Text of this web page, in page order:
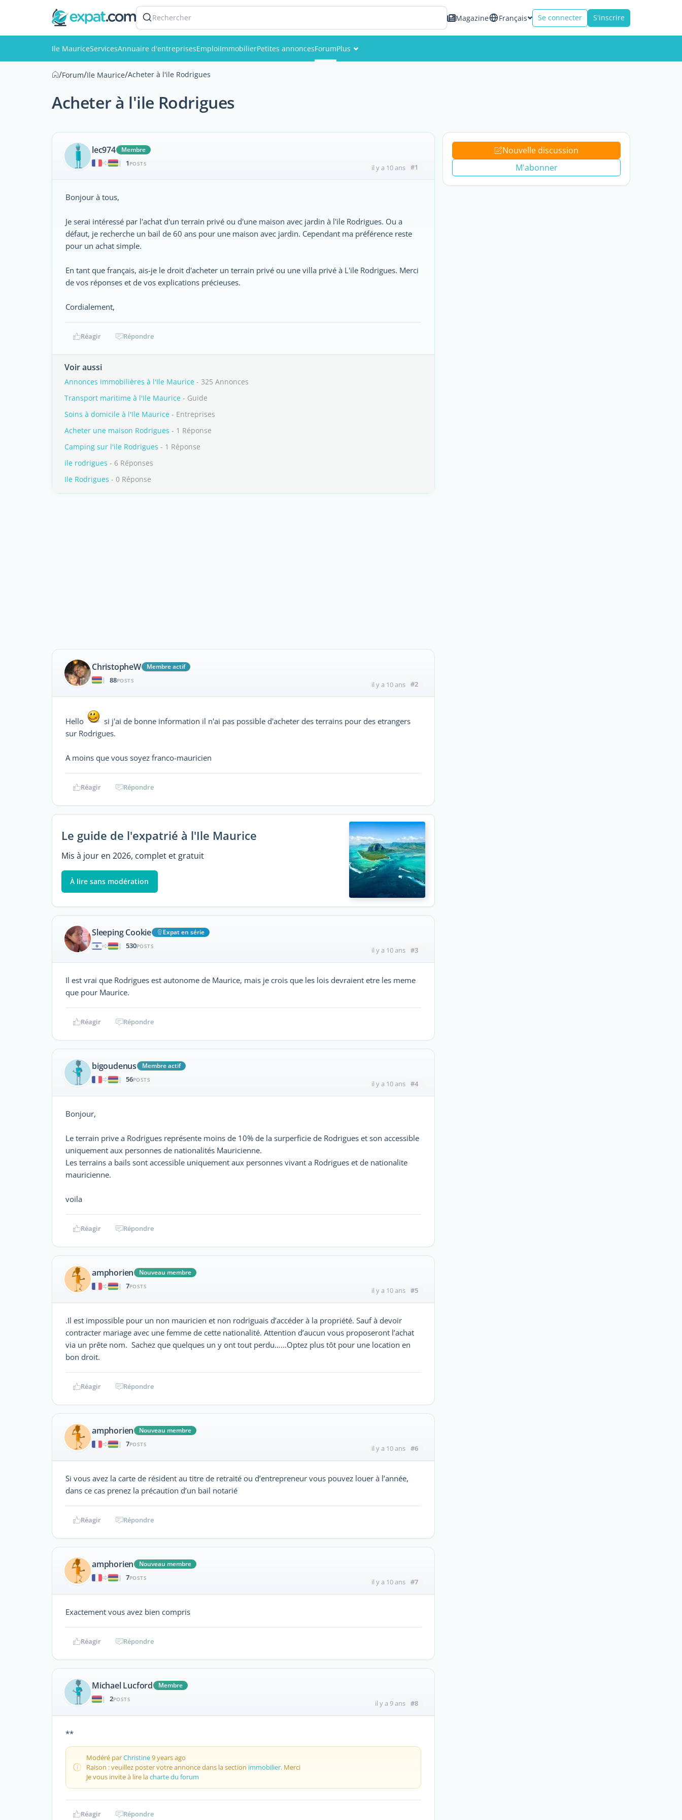
Rechercher Magazine Français Se connecter S'inscrire
Ile MauriceServicesAnnuaire d'entreprisesEmploiImmobilierPetites annoncesForumPlus
/Forum/Ile Maurice/Acheter à l'ile Rodrigues
Acheter à l'ile Rodrigues
lec974
Membre
|
1 POSTS il y a 10 ans #1
Bonjour à tous,
Je serai intéressé par l'achat d'un terrain privé ou d'une maison avec jardin à l'ile Rodrigues. Ou a
défaut, je recherche un bail de 60 ans pour une maison avec jardin. Cependant ma préférence reste
pour un achat simple.
En tant que français, ais-je le droit d'acheter un terrain privé ou une villa privé à L'ile Rodrigues. Merci
de vos réponses et de vos explications précieuses.
Cordialement,
Réagir Répondre
Voir aussi
Annonces immobilières à l'Ile Maurice - 325 Annonces
Transport maritime à l'Ile Maurice - Guide
Soins à domicile à l'Ile Maurice - Entreprises
Acheter une maison Rodrigues - 1 Réponse
Camping sur l'ile Rodrigues - 1 Réponse
ile rodrigues - 6 Réponses
Ile Rodrigues - 0 Réponse
ChristopheW
Membre actif
|
88POSTS il y a 10 ans #2
Hello
si j'ai de bonne information il n'ai pas possible d'acheter des terrains pour des etrangers
sur Rodrigues.
A moins que vous soyez franco-mauricien
Réagir Répondre
Le guide de l'expatrié à l'Ile Maurice
Mis à jour en 2026, complet et gratuit
À lire sans modération
Sleeping Cookie
Expat en série
|
530POSTS il y a 10 ans #3
Il est vrai que Rodrigues est autonome de Maurice, mais je crois que les lois devraient etre les meme
que pour Maurice.
Réagir Répondre
bigoudenus
Membre actif
|
56POSTS il y a 10 ans #4
Bonjour,
Le terrain prive a Rodrigues représente moins de 10% de la surperficie de Rodrigues et son accessible
uniquement aux personnes de nationalités Mauricienne.
Les terrains a bails sont accessible uniquement aux personnes vivant a Rodrigues et de nationalite
mauricienne.
voila
Réagir Répondre
amphorien
Nouveau membre
|
7POSTS il y a 10 ans #5
.Il est impossible pour un non mauricien et non rodriguais d’accéder à la propriété. Sauf à devoir
contracter mariage avec une femme de cette nationalité. Attention d’aucun vous proposeront l’achat
via un prête nom. Sachez que quelques un y ont tout perdu……Optez plus tôt pour une location en
bon droit.
Réagir Répondre
amphorien
Nouveau membre
|
7POSTS il y a 10 ans #6
Si vous avez la carte de résident au titre de retraité ou d’entrepreneur vous pouvez louer à l’année,
dans ce cas prenez la précaution d’un bail notarié
Réagir Répondre
amphorien
Nouveau membre
|
7POSTS il y a 10 ans #7
Exactement vous avez bien compris
Réagir Répondre
Michael Lucford
Membre
|
2POSTS il y a 9 ans #8
**
Modéré parChristine9 years ago
Raison : veuillez poster votre annonce dans la section immobilier. Merci
Je vous invite à lire lacharte du forum
Réagir Répondre
Nouvelle discussion
M'abonner